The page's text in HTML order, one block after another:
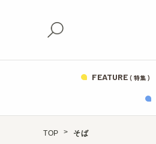
FEATURE ( 特集 )
TOP そば